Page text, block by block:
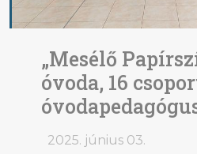
„Mesélő
óvoda, 16
2025. június 03.